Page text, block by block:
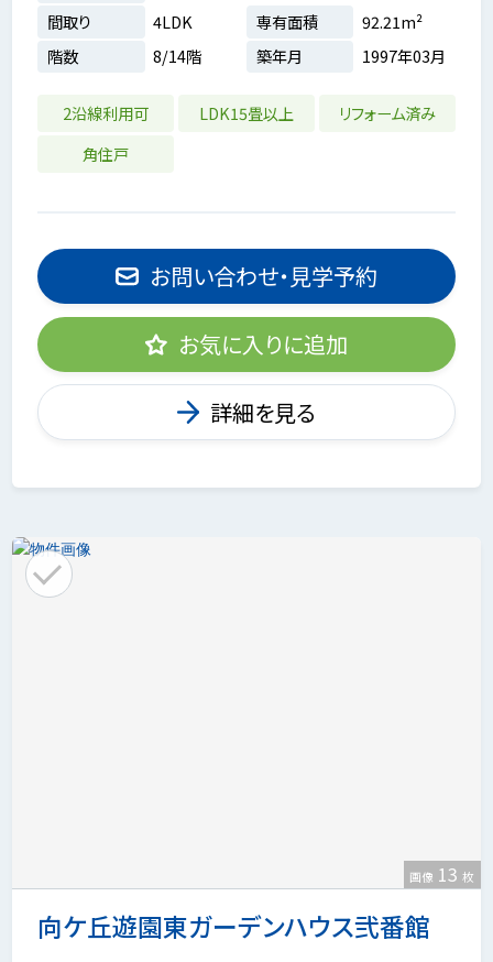
間取り
4LDK 専有面積
92.21m²
階数
8/14階 築年月 1997年03月
2沿線利用可 LDK15畳以上
リフォーム済み
角住戸
お問い合わせ・見学予約
お気に入りに追加
詳細を見る
向ケ丘遊園東ガーデンハウス弐番館
画像 13 枚